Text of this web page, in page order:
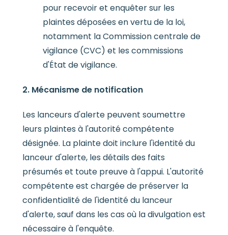
pour recevoir et enquêter sur les
plaintes déposées en vertu de la loi,
notamment la Commission centrale de
vigilance (CVC) et les commissions
d'État de vigilance.
2. Mécanisme de notification
Les lanceurs d'alerte peuvent soumettre
leurs plaintes à l'autorité compétente
désignée. La plainte doit inclure l'identité du
lanceur d'alerte, les détails des faits
présumés et toute preuve à l'appui. L'autorité
compétente est chargée de préserver la
confidentialité de l'identité du lanceur
d'alerte, sauf dans les cas où la divulgation est
nécessaire à l'enquête.